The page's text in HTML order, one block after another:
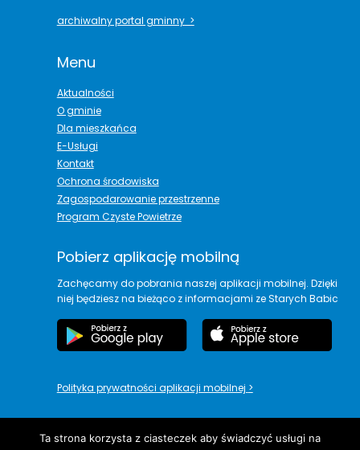
archiwalny portal gminny >
Menu
Aktualności
O gminie
Dla mieszkańca
E-Usługi
Kontakt
Ochrona środowiska
Zagospodarowanie przestrzenne
Program Czyste Powietrze
Pobierz aplikację mobilną
Zachęcamy do pobrania naszej aplikacji mobilnej. Dzięki
niej będziesz na bieżąco z informacjami ze Starych Babic
Polityka prywatności aplikacji mobilnej >
Ta strona korzysta z ciasteczek aby świadczyć usługi na